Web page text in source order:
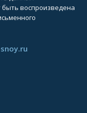
воспроизведена